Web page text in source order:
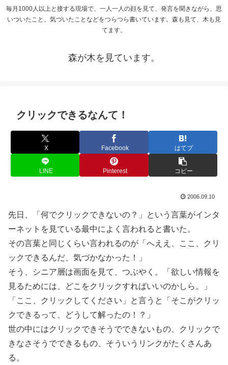
毎月1000人以上と接する現場で、一人一人の顔を見て、発言を聞きながら、思
いついたこと、気づいたことなどをつらつら書いています。森も見て、木も見
てます。
森が木を見ています。
クリックできるなんて！
X Facebook はてブ
LINE Pinterest コピー
2006.09.10
先日、「何でクリックできないの？」という言葉がインタ
ーネットを見ている最中によく言われると書いた。
その言葉と同じくらい言われるのが「へええ、ここ、クリ
ックできるんだ、気づかなかった！」
そう、シニア層は画面を見て、つぶやく。「欲しい情報を
見るためには、どこをクリックすればいいのかしら。」
「ここ、クリックしてください」と言うと「そこがクリッ
クできるって、どうして解ったの！？」
世の中にはクリックできそうでできないもの、クリックで
きなさそうでできるもの、そういうリンクがたくさんあ
る。